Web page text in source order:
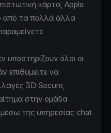
κάρτα, Apple
από τα πολλά άλλα
υποστηρίζουν όλοι οι
επιθυμείτε να
3D Secure,
στην ομάδα
της υπηρεσίας chat